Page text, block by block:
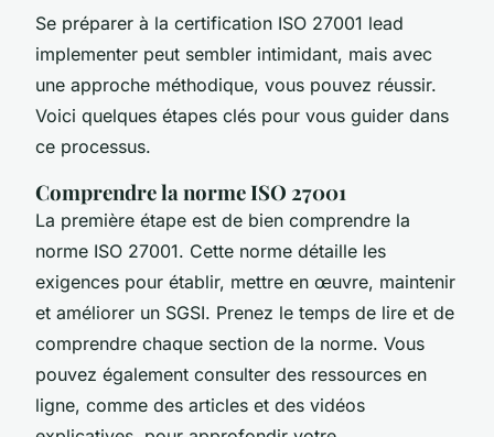
Se préparer à la certification ISO 27001 lead
implementer peut sembler intimidant, mais avec
une approche méthodique, vous pouvez réussir.
Voici quelques étapes clés pour vous guider dans
ce processus.
Comprendre la norme ISO 27001
La première étape est de bien comprendre la
norme ISO 27001. Cette norme détaille les
exigences pour établir, mettre en œuvre, maintenir
et améliorer un SGSI. Prenez le temps de lire et de
comprendre chaque section de la norme. Vous
pouvez également consulter des ressources en
ligne, comme des articles et des vidéos